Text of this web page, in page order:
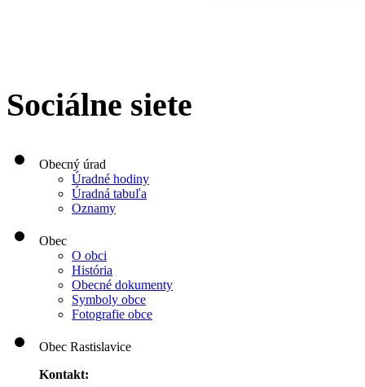
Sociálne siete
Obecný úrad
Úradné hodiny
Úradná tabuľa
Oznamy
Obec
O obci
História
Obecné dokumenty
Symboly obce
Fotografie obce
Obec Rastislavice
Kontakt: